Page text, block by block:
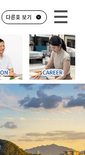
다른호 보기